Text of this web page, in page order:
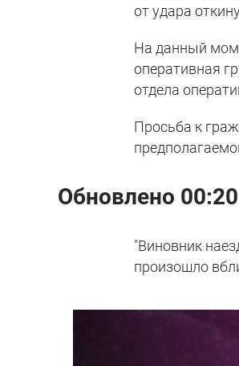
от удара
На данный
оперативная
отдела
Просьба к
Обновлено 00:20
"Виновник
произошло